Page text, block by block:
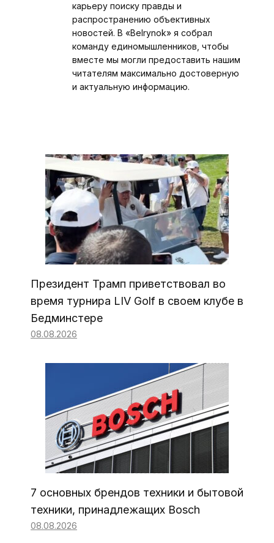
карьеру поиску правды и
распространению объективных
новостей. В «Belrynok» я собрал
команду единомышленников, чтобы
вместе мы могли предоставить нашим
читателям максимально достоверную
и актуальную информацию.
Президент Трамп приветствовал во
время турнира LIV Golf в своем клубе в
Бедминстере
08.08.2026
7 основных брендов техники и бытовой
техники, принадлежащих Bosch
08.08.2026